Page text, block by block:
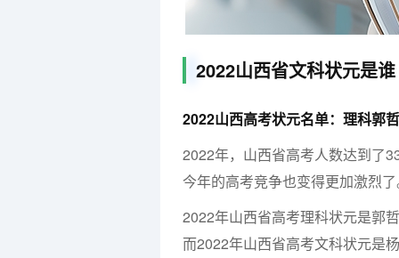
2022山西省文科状元是谁
2022山西高考状元名单：理科郭
2022年，山西省高考人数达到了
今年的高考竞争也变得更加激烈
2022年山西省高考理科状元是郭
而2022年山西省高考文科状元是